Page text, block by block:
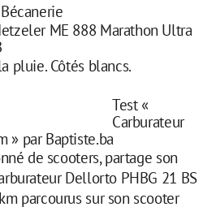
ME 888 Marathon Ultra
pluie. Côtés blancs.
Test «
Carburateur
» par Baptiste.ba
de scooters, partage son
Dellorto PHBG 21 BS
parcourus sur son scooter